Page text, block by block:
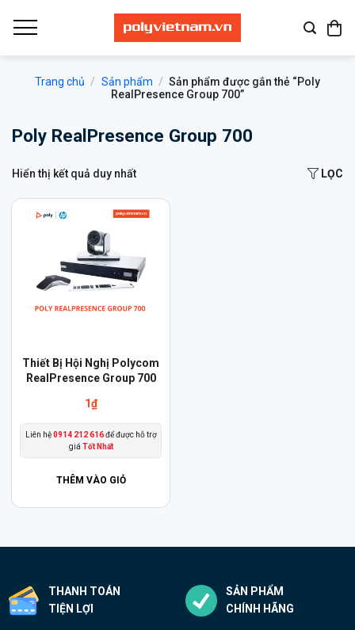
qua
Trang chủ / Sản phẩm / Sản phẩm được gắn thẻ “Poly
RealPresence Group 700”
Poly RealPresence Group 700
Hiển thị kết quả duy nhất LỌC
Thiết Bị Hội Nghị Polycom
RealPresence Group 700
1₫
Liên hệ0914 212 616để được hỗ trợ
giá Tốt Nhất
THÊM VÀO GIỎ
THANH TOÁN
TIỆN LỢI
SẢN PHẨM
CHÍNH HÃNG